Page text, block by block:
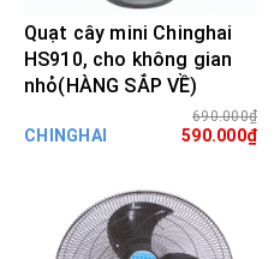
Quạt cây mini Chinghai
HS910, cho không gian
nhỏ(HÀNG SẮP VỀ)
CHINGHAI
690.000₫
590.000₫